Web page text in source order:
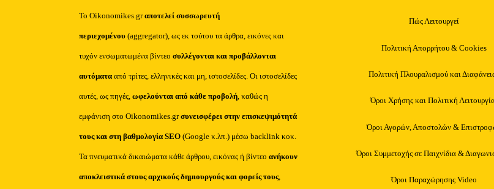
Το Oikonomikes.grαποτελεί συσσωρευτή
περιεχομένου (aggregator), ως εκ τούτου τα άρθρα, εικόνες και
τυχόν ενσωματωμένα βίντεοσυλλέγονται και προβάλλονται
αυτόματααπό τρίτες, ελληνικές και μη, ιστοσελίδες. Οι ιστοσελίδες
αυτές, ως πηγές,ωφελούνται από κάθε προβολή, καθώς η
εμφάνιση στο Oikonomikes.grσυνεισφέρει στην επισκεψιμότητά
τους και στη βαθμολογία SEO (Google κ.λπ.) μέσω backlink κοκ.
Τα πνευματικά δικαιώματα κάθε άρθρου, εικόνας ή βίντεοανήκουν
αποκλειστικά στους αρχικούς δημιουργούς και φορείς τους,
Πώς Λειτουργεί
Πολιτική Απορρήτου & Cookies
Πολιτική Πλουραλισμού και
Όροι Χρήσης και Πολιτική
Όροι Αγορών, Αποστολών &
Όροι Συμμετοχής σε Παιχνίδια &
Όροι Παραχώρησης Video